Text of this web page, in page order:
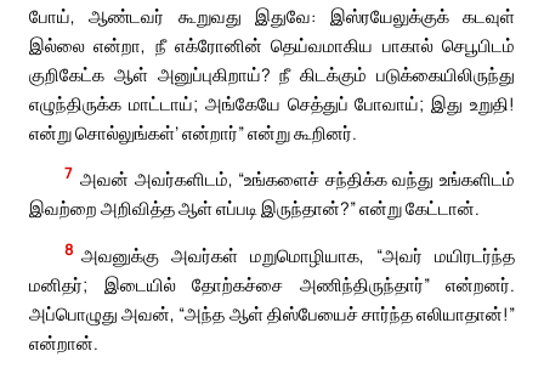
போய், ஆண்டவர் கூறுவது இதுவே: இஸ்ரயேலுக்குக் கடவுள்
இல்லை என்றா, நீ எக்ரோனின் தெய்வமாகிய பாகால் செபூபிடம்
குறிகேட்க ஆள் அனுப்புகிறாய்? நீ கிடக்கும் படுக்கையிலிருந்து
எழுந்திருக்க மாட்டாய்; அங்கேயே செத்துப் போவாய்; இது உறுதி!
என்று சொல்லுங்கள்’ என்றார்” என்று கூறினர்.
7 அவன் அவர்களிடம், “உங்களைச் சந்திக்க வந்து உங்களிடம்
இவற்றை அறிவித்த ஆள் எப்படி இருந்தான்?” என்று கேட்டான்.
8 அவனுக்கு அவர்கள் மறுமொழியாக, “அவர் மயிரடர்ந்த
மனிதர்; இடையில் தோற்கச்சை அணிந்திருந்தார்” என்றனர்.
அப்பொழுது அவன், “அந்த ஆள் திஸ்பேயைச் சார்ந்த எலியாதான்!”
என்றான்.